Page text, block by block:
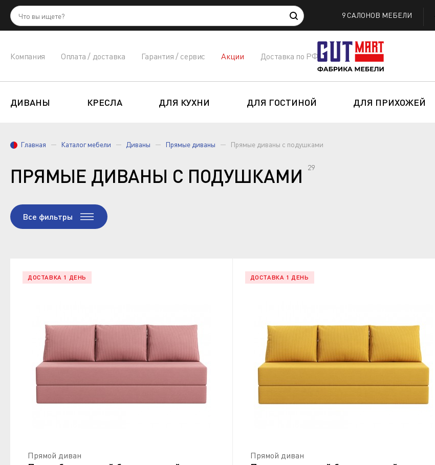
9 САЛОНОВ МЕБЕЛИ
Компания Оплата / доставка Гарантия / сервис Акции Доставка по РФ
ДИВАНЫ КРЕСЛА ДЛЯ КУХНИ ДЛЯ ГОСТИНОЙ ДЛЯ ПРИХОЖЕЙ
Главная Каталог мебели Диваны Прямые диваны Прямые диваны с подушками
ПРЯМЫЕ ДИВАНЫ С ПОДУШКАМИ 29
Все фильтры
Прямой диван
ДОСТАВКА 1 ДЕНЬ
Прямой диван
ДОСТАВКА 1 ДЕНЬ